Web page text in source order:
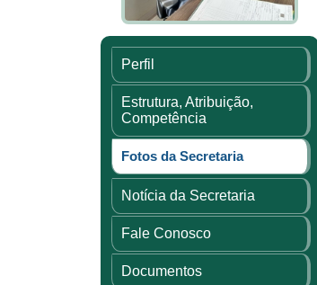
Perfil
Estrutura, Atribuição,
Competência
Fotos da Secretaria
Notícia da Secretaria
Fale Conosco
Documentos